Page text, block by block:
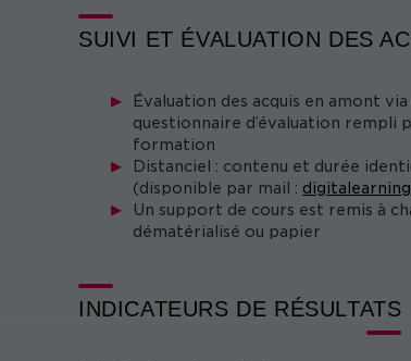
SUIVI ET ÉVALUATION DES
Évaluation des acquis en amont
questionnaire d’évaluation rempli
formation
Distanciel : contenu et durée
(disponible par mail :
Un support de cours est remis à
dématérialisé ou papier
INDICATEURS DE RÉSULTATS